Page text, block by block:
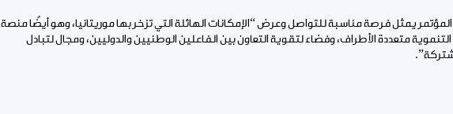
يمثل فرصة مناسبة للتواصل وعرض “الإمكانات الهائلة التي تزخر بها موريتانيا، وهو أيضًا منصة
التنموية متعددة الأطراف، وفضاء لتقوية التعاون بين الفاعلين الوطنيين والدوليين، ومجال لتبادل